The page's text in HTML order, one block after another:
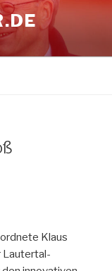
Klaus
Lautertal-